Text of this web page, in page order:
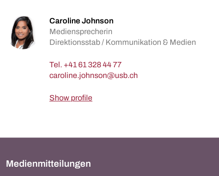
Caroline Johnson
Mediensprecherin
Direktionsstab / Kommunikation & Medien
Tel. +41 61 328 44 77
Show profile
Medienmitteilungen